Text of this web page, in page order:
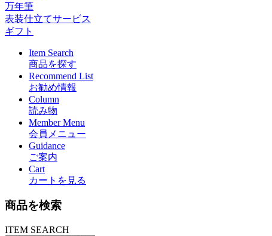
万年筆
表装仕立てサービス
ギフト
Item Search
商品を探す
Recommend List
お勧め情報
Column
読み物
Member Menu
会員メニュー
Guidance
ご案内
Cart
カートを見る
商品を検索
ITEM SEARCH